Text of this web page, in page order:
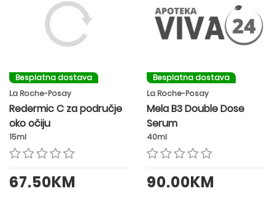
Besplatna dostava
La Roche-Posay
Redermic C za područje
oko očiju
15ml
67.50KM
Besplatna dostava
La Roche-Posay
Mela B3 Double Dose
Serum
40ml
90.00KM